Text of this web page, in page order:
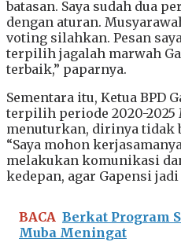
batasan. Saya sudah dua
dengan aturan.
voting silahkan. Pesan
terpilih jagalah marwah
terbaik,” paparnya.
Sementara itu, Ketua BPD
terpilih periode 2020-2025
menuturkan, dirinya tidak
“Saya mohon
melakukan komunikasi
kedepan, agar Gapensi
BACA Berkat Program
Muba Meningat